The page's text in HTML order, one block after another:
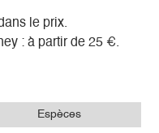
le prix.
: à partir de 25 €.
Espèces